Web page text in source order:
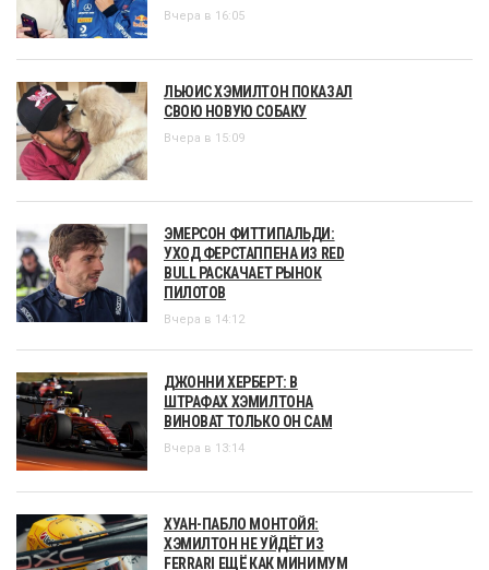
Вчера в 16:05
ЛЬЮИС ХЭМИЛТОН ПОКАЗАЛ
СВОЮ НОВУЮ СОБАКУ
Вчера в 15:09
ЭМЕРСОН ФИТТИПАЛЬДИ:
УХОД ФЕРСТАППЕНА ИЗ RED
BULL РАСКАЧАЕТ РЫНОК
ПИЛОТОВ
Вчера в 14:12
ДЖОННИ ХЕРБЕРТ: В
ШТРАФАХ ХЭМИЛТОНА
ВИНОВАТ ТОЛЬКО ОН САМ
Вчера в 13:14
ХУАН-ПАБЛО МОНТОЙЯ:
ХЭМИЛТОН НЕ УЙДЁТ ИЗ
FERRARI ЕЩЁ КАК МИНИМУМ